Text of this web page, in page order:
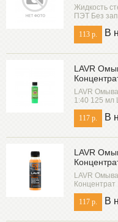
Жидкость
ПЭТ Без
113 р. В
LAVR
LAVR
1:40 125 мл
117 р. В
LAVR
LAVR
117 р. В